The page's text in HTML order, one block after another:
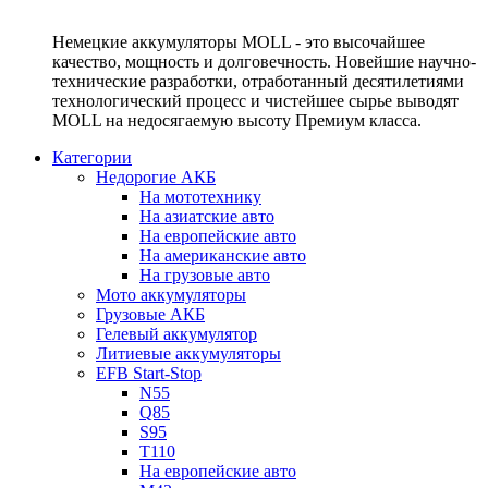
Немецкие аккумуляторы MOLL - это высочайшее
качество, мощность и долговечность. Новейшие научно-
технические разработки, отработанный десятилетиями
технологический процесс и чистейшее сырье выводят
MOLL на недосягаемую высоту Премиум класса.
Категории
Недорогие АКБ
На мототехнику
На азиатские авто
На европейские авто
На американские авто
На грузовые авто
Мото аккумуляторы
Грузовые АКБ
Гелевый аккумулятор
Литиевые аккумуляторы
EFB Start-Stop
N55
Q85
S95
T110
На европейские авто